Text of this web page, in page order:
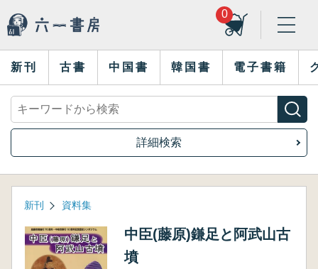
0
新刊 古書 中国書 韓国書 電子書籍
詳細検索
新刊 資料集
中臣(藤原)鎌足と阿武山古
墳